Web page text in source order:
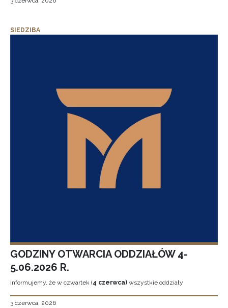
SIEDZIBA
GODZINY OTWARCIA ODDZIAŁÓW 4-
5.06.2026 R.
Informujemy, że w czwartek (4 czerwca) wszystkie oddziały
3 czerwca, 2026